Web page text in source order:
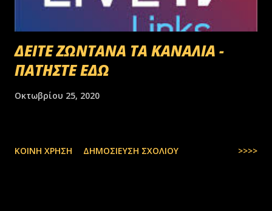
ΔΕΙΤΕ ΖΩΝΤΑΝΑ ΤΑ ΚΑΝΑΛΙΑ -
ΠΑΤΗΣΤΕ ΕΔΩ
Οκτωβρίου 25, 2020
ΚΟΙΝΉ ΧΡΉΣΗ ΔΗΜΟΣΊΕΥΣΗ ΣΧΟΛΊΟΥ >>>>